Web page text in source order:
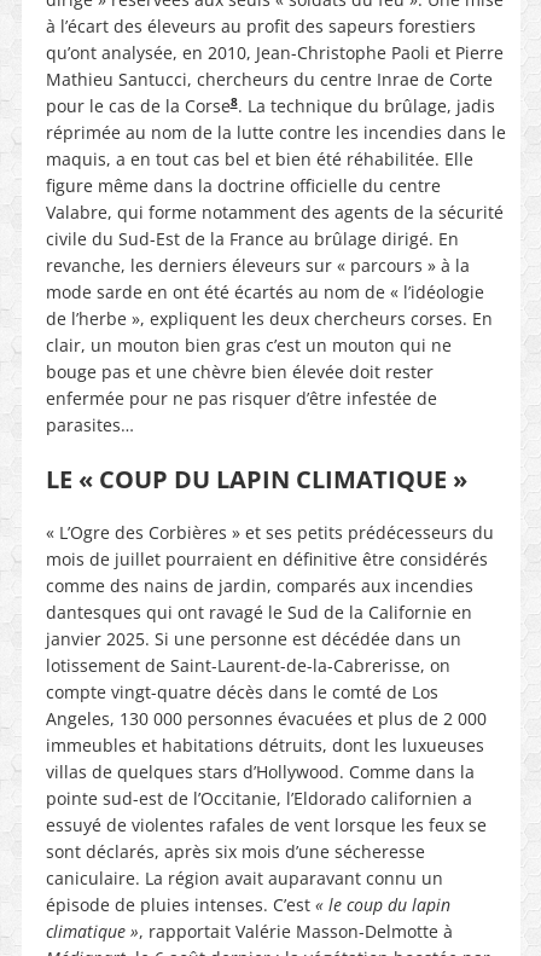
à l’écart des éleveurs au profit des sapeurs forestiers
qu’ont analysée, en 2010, Jean-Christophe Paoli et Pierre
Mathieu Santucci, chercheurs du centre Inrae de Corte
pour le cas de la Corse8. La technique du brûlage, jadis
réprimée au nom de la lutte contre les incendies dans le
maquis, a en tout cas bel et bien été réhabilitée. Elle
figure même dans la doctrine officielle du centre
Valabre, qui forme notamment des agents de la sécurité
civile du Sud-Est de la France au brûlage dirigé. En
revanche, les derniers éleveurs sur « parcours » à la
mode sarde en ont été écartés au nom de « l’idéologie
de l’herbe », expliquent les deux chercheurs corses. En
clair, un mouton bien gras c’est un mouton qui ne
bouge pas et une chèvre bien élevée doit rester
enfermée pour ne pas risquer d’être infestée de
parasites…
LE « COUP DU LAPIN CLIMATIQUE »
« L’Ogre des Corbières » et ses petits prédécesseurs du
mois de juillet pourraient en définitive être considérés
comme des nains de jardin, comparés aux incendies
dantesques qui ont ravagé le Sud de la Californie en
janvier 2025. Si une personne est décédée dans un
lotissement de Saint-Laurent-de-la-Cabrerisse, on
compte vingt-quatre décès dans le comté de Los
Angeles, 130 000 personnes évacuées et plus de 2 000
immeubles et habitations détruits, dont les luxueuses
villas de quelques stars d’Hollywood. Comme dans la
pointe sud-est de l’Occitanie, l’Eldorado californien a
essuyé de violentes rafales de vent lorsque les feux se
sont déclarés, après six mois d’une sécheresse
caniculaire. La région avait auparavant connu un
épisode de pluies intenses. C’est « le coup du lapin
climatique », rapportait Valérie Masson-Delmotte à